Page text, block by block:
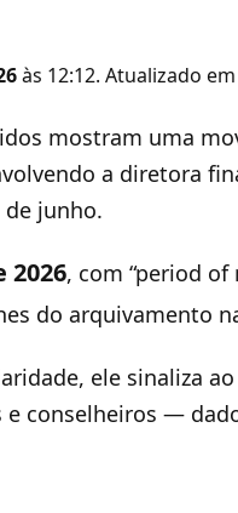
às 12:12. Atualizado em
mostram uma
a diretora
de junho.
2026, com “period of
do arquivamento
ele sinaliza
e conselheiros —